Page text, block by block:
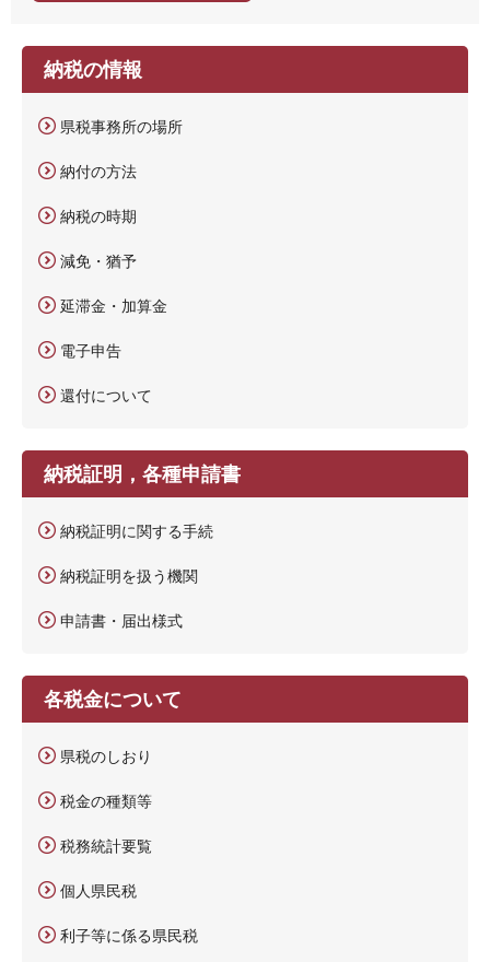
納税の情報
県税事務所の場所
納付の方法
納税の時期
減免・猶予
延滞金・加算金
電子申告
還付について
納税証明，各種申請書
納税証明に関する手続
納税証明を扱う機関
申請書・届出様式
各税金について
県税のしおり
税金の種類等
税務統計要覧
個人県民税
利子等に係る県民税